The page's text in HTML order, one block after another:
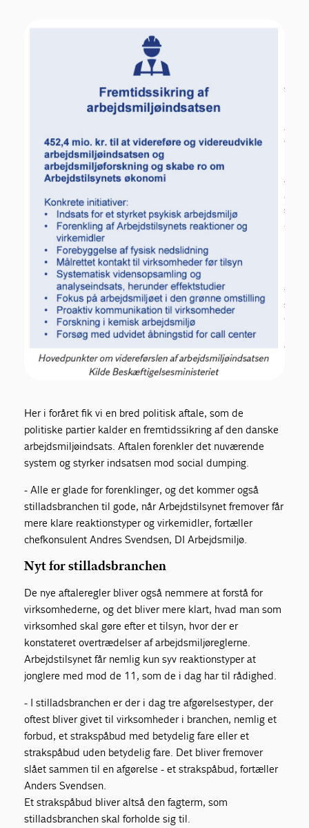
Her i foråret fik vi en bred politisk aftale, som de
politiske partier kalder en fremtidssikring af den danske
arbejdsmiljøindsats. Aftalen forenkler det nuværende
system og styrker indsatsen mod social dumping.
- Alle er glade for forenklinger, og det kommer også
stilladsbranchen til gode, når Arbejdstilsynet fremover får
mere klare reaktionstyper og virkemidler, fortæller
chefkonsulent Andres Svendsen, DI Arbejdsmiljø.
Nyt for stilladsbranchen
De nye aftaleregler bliver også nemmere at forstå for
virksomhederne, og det bliver mere klart, hvad man som
virksomhed skal gøre efter et tilsyn, hvor der er
konstateret overtrædelser af arbejdsmiljøreglerne.
Arbejdstilsynet får nemlig kun syv reaktionstyper at
jonglere med mod de 11, som de i dag har til rådighed.
- I stilladsbranchen er der i dag tre afgørelsestyper, der
oftest bliver givet til virksomheder i branchen, nemlig et
forbud, et strakspåbud med betydelig fare eller et
strakspåbud uden betydelig fare. Det bliver fremover
slået sammen til en afgørelse - et strakspåbud, fortæller
Anders Svendsen.
Et strakspåbud bliver altså den fagterm, som
stilladsbranchen skal forholde sig til.